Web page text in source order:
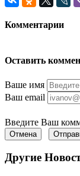
Комментарии
Оставить
Ваше имя
Ваш email
Введите Ваш
Отмена
Другие